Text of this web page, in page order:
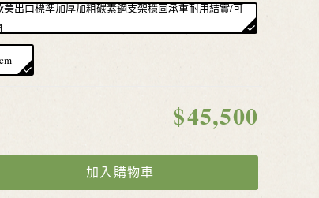
出口標準加厚加粗碳素鋼支架穩固承重耐用結實/可
$45,500
加入購物車